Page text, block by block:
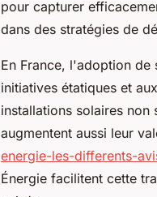
pour capturer
dans des stratégies de
En France, l'adoption
initiatives étatiques et
installations solaires non
augmentent aussi leur
energie-les-differents-
Énergie facilitent cette